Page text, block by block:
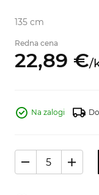
135 cm
Redna cena
22,89 €/
Na zalogi